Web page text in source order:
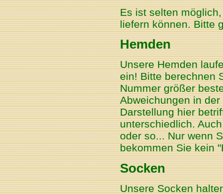
Es ist selten
liefern können. Bitte
Hemden
Unsere Hemden
ein! Bitte berechnen
Nummer größer
Abweichungen in
Darstellung hier
unterschiedlich.
oder so... Nur wenn
bekommen Sie kein
Socken
Unsere Socken